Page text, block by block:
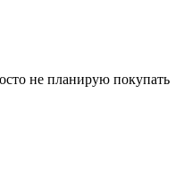
не планирую покупать